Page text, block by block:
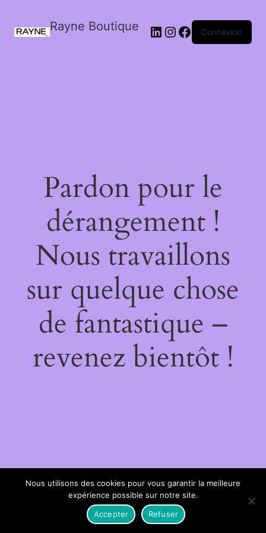
Rayne Boutique Connexion
Pardon pour le
dérangement !
Nous travaillons
sur quelque chose
de fantastique –
revenez bientôt !
Nous utilisons des cookies pour vous garantir la meilleure
expérience possible sur notre site.
Accepter
Refuser